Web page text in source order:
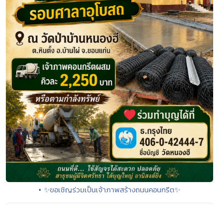
• ✨ขอเชิญร่วมเป็นเจ้าภาพสร้างถนนคอนกรีต✨